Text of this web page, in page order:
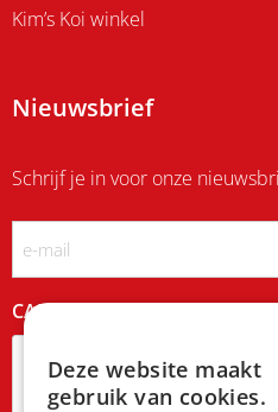
Kim’s Koi winkel
Nieuwsbrief
Schrijf je in voor onze
CAPTCHA
Deze website maakt
gebruik van cookies.